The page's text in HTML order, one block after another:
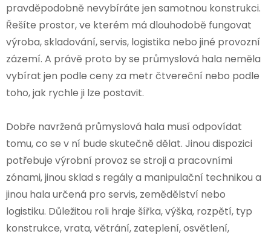
pravděpodobně nevybíráte jen samotnou konstrukci.
Řešíte prostor, ve kterém má dlouhodobě fungovat
výroba, skladování, servis, logistika nebo jiné provozní
zázemí. A právě proto by se průmyslová hala neměla
vybírat jen podle ceny za metr čtvereční nebo podle
toho, jak rychle ji lze postavit.
Dobře navržená průmyslová hala musí odpovídat
tomu, co se v ní bude skutečně dělat. Jinou dispozici
potřebuje výrobní provoz se stroji a pracovními
zónami, jinou sklad s regály a manipulační technikou a
jinou hala určená pro servis, zemědělství nebo
logistiku. Důležitou roli hraje šířka, výška, rozpětí, typ
konstrukce, vrata, větrání, zateplení, osvětlení,